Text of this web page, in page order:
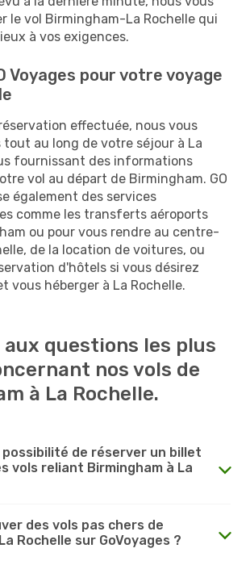
le vol Birmingham-La Rochelle qui
à vos exigences.
Voyages pour votre voyage
effectuée, nous vous
tout au long de votre séjour à La
fournissant des informations
vol au départ de Birmingham. GO
également des services
comme les transferts aéroports
ou pour vous rendre au centre-
de la location de voitures, ou
d'hôtels si vous désirez
vous héberger à La Rochelle.
aux questions les plus
nos vols de
à La Rochelle.
de réserver un billet
vols reliant Birmingham à La
des vols pas chers de
Rochelle sur GoVoyages ?